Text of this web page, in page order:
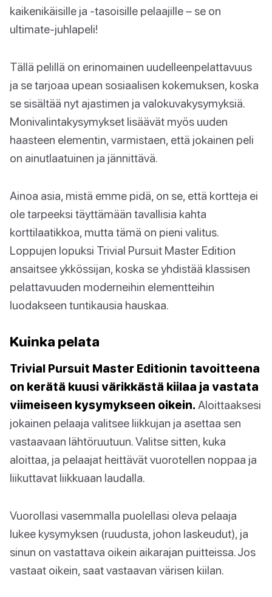
kaikenikäisille ja -tasoisille pelaajille – se on
ultimate-juhlapeli!
Tällä pelillä on erinomainen uudelleenpelattavuus
ja se tarjoaa upean sosiaalisen kokemuksen, koska
se sisältää nyt ajastimen ja valokuvakysymyksiä.
Monivalintakysymykset lisäävät myös uuden
haasteen elementin, varmistaen, että jokainen peli
on ainutlaatuinen ja jännittävä.
Ainoa asia, mistä emme pidä, on se, että kortteja ei
ole tarpeeksi täyttämään tavallisia kahta
korttilaatikkoa, mutta tämä on pieni valitus.
Loppujen lopuksi Trivial Pursuit Master Edition
ansaitsee ykkössijan, koska se yhdistää klassisen
pelattavuuden moderneihin elementteihin
luodakseen tuntikausia hauskaa.
Kuinka pelata
Trivial Pursuit Master Editionin tavoitteena
on kerätä kuusi värikkästä kiilaa ja vastata
viimeiseen kysymykseen oikein. Aloittaaksesi
jokainen pelaaja valitsee liikkujan ja asettaa sen
vastaavaan lähtöruutuun. Valitse sitten, kuka
aloittaa, ja pelaajat heittävät vuorotellen noppaa ja
liikuttavat liikkuaan laudalla.
Vuorollasi vasemmalla puolellasi oleva pelaaja
lukee kysymyksen (ruudusta, johon laskeudut), ja
sinun on vastattava oikein aikarajan puitteissa. Jos
vastaat oikein, saat vastaavan värisen kiilan.